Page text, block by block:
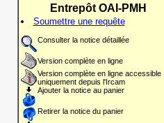
Entrepôt OAI-PMH
Soumettre une requête
Consulter la notice détaillée
Version complète en ligne
Version complète en ligne accessible
uniquement depuis l'Ircam
Ajouter la notice au panier
Retirer la notice du panier